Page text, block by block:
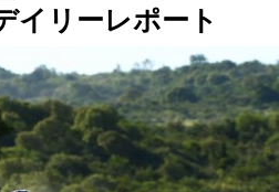
リーレポート